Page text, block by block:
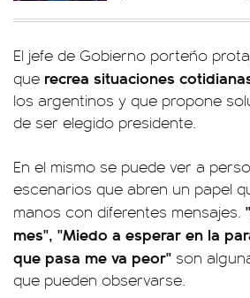
El jefe de Gobierno porteño
que recrea situaciones
los argentinos y que propone
de ser elegido presidente.
En el mismo se puede ver a
escenarios que abren un papel
manos con diferentes mensajes.
mes", "Miedo a esperar en la
que pasa me va peor" son
que pueden observarse.